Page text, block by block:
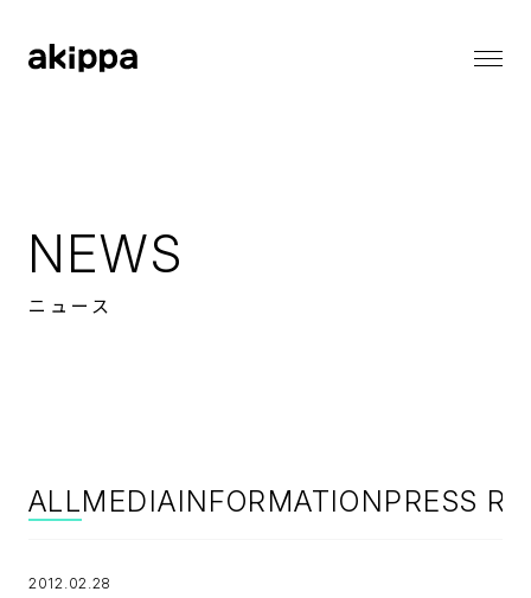
NEWS
ニュース
ALLMEDIAINFORMATIONPRESS
2012.02.28
コーポレートフィロソフィー
会社概要
役員紹介
ニュース
職種一覧